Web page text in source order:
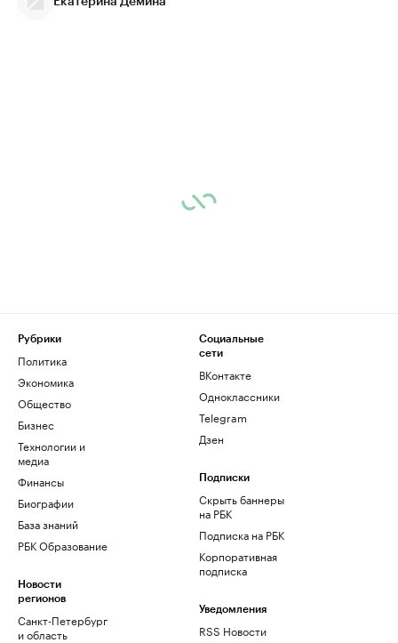
Рубрики
Политика
Экономика
Общество
Бизнес
Технологии и
медиа
Финансы
Биографии
База знаний
РБК Образование
Новости
регионов
Санкт-Петербург
и область
Социальные
сети
ВКонтакте
Одноклассники
Telegram
Дзен
Подписки
Скрыть баннеры
на РБК
Подписка на РБК
Корпоративная
подписка
Уведомления
RSS Новости